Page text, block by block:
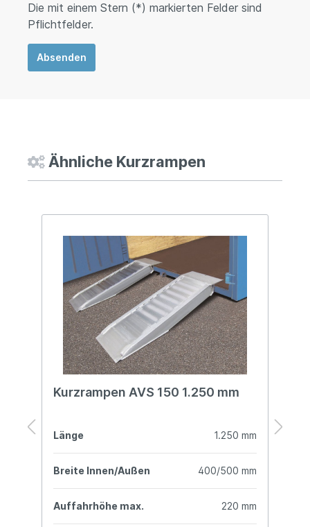
Die mit einem Stern (*) markierten Felder sind
Pflichtfelder.
Absenden
Ähnliche Kurzrampen
Kurzrampen AVS 150 1.250 mm
Länge 1.250 mm
Breite Innen/Außen 400/500 mm
Auffahrhöhe max. 220 mm